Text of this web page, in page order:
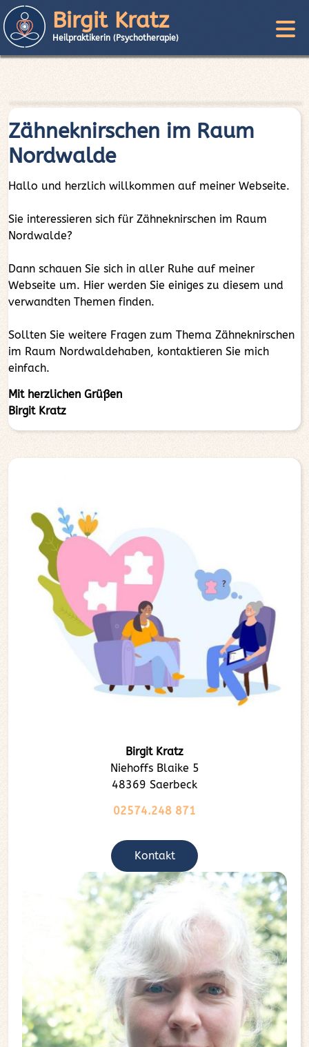
Birgit Kratz
Heilpraktikerin (Psychotherapie)
Zähneknirschen im Raum
Nordwalde
Hallo und herzlich willkommen auf meiner Webseite.
Sie interessieren sich für Zähneknirschen im Raum
Nordwalde?
Dann schauen Sie sich in aller Ruhe auf meiner
Webseite um. Hier werden Sie einiges zu diesem und
verwandten Themen finden.
Sollten Sie weitere Fragen zum Thema Zähneknirschen
im Raum Nordwaldehaben, kontaktieren Sie mich
einfach.
Mit herzlichen Grüßen
Birgit Kratz
Birgit Kratz
Niehoffs Blaike 5
48369 Saerbeck
02574.248 871
Kontakt